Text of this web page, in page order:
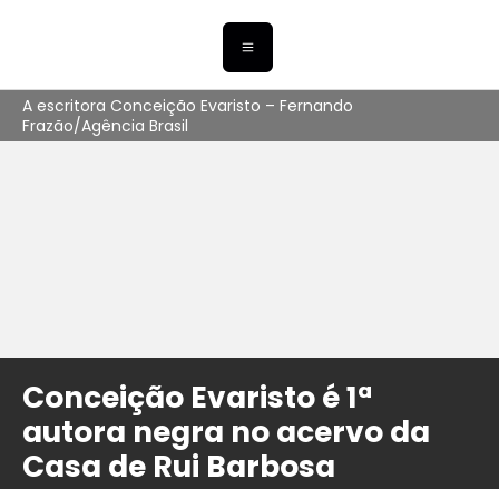
A escritora Conceição Evaristo – Fernando
Frazão/Agência Brasil
Conceição Evaristo é 1ª
autora negra no acervo da
Casa de Rui Barbosa